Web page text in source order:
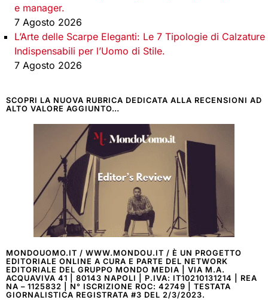
e manager.
7 Agosto 2026
L’Arte delle Scarpe Eleganti: Le 7 Tipologie di Calzature
Indispensabili per l’Uomo di Stile.
7 Agosto 2026
SCOPRI LA NUOVA RUBRICA DEDICATA ALLA RECENSIONI AD
ALTO VALORE AGGIUNTO…
MONDOUOMO.IT / WWW.MONDOU.IT / È UN PROGETTO
EDITORIALE ONLINE A CURA E PARTE DEL NETWORK
EDITORIALE DEL GRUPPO MONDO MEDIA | VIA M.A.
ACQUAVIVA 41 | 80143 NAPOLI | P.IVA: IT10210131214 | REA
NA – 1125832 | N° ISCRIZIONE ROC: 42749 | TESTATA
GIORNALISTICA REGISTRATA #3 DEL 2/3/2023.